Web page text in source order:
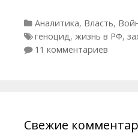
Рубрики
Аналитика, Власть,
Метки
геноцид, жизнь в РФ,
11 комментариев
Свежие